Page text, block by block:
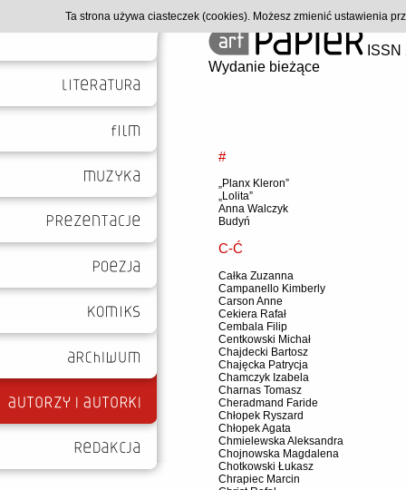
Wydanie bieżące
#
„Planx Kleron”
„Lolita”
Anna Walczyk
Budyń
C-Ć
Całka Zuzanna
Campanello Kimberly
Carson Anne
Cekiera Rafał
Cembala Filip
Centkowski Michał
Chajdecki Bartosz
Chajęcka Patrycja
Chamczyk Izabela
Charnas Tomasz
Cheradmand Faride
Chłopek Ryszard
Chłopek Agata
Chmielewska Aleksandra
Chojnowska Magdalena
Chotkowski Łukasz
Chrapiec Marcin
Ta strona używa ciasteczek (cookies). Możesz zmienić ustawienia